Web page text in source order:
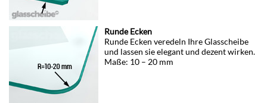
Runde Ecken
Runde Ecken veredeln Ihre Glasscheibe
und lassen sie elegant und dezent wirken.
Maße: 10 – 20 mm